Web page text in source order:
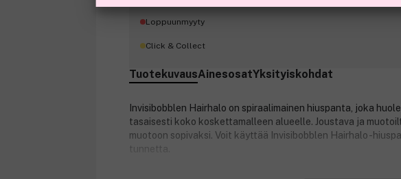
Loppuunmyyty
Click & Collect
TuotekuvausAinesosatYksityiskohdat
Invisibobblen Hairhalo on spiraalimainen hiuspanta, joka
tasaisesti koko koskettamalleen alueelle. Joustava ja
muotoon sopivaksi. Voit käyttää Invisibobblen Hairhalo -
tunnetta.